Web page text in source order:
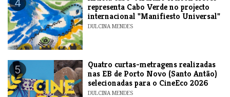
4
representa Cabo Verde no projecto
internacional "Manifiesto Universal"
DULCINA MENDES
5
​Quatro curtas-metragens realizadas
nas EB de Porto Novo (Santo Antão)
selecionadas para o CineEco 2026
DULCINA MENDES